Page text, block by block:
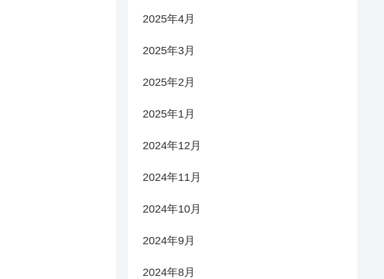
2025年4月
2025年3月
2025年2月
2025年1月
2024年12月
2024年11月
2024年10月
2024年9月
2024年8月